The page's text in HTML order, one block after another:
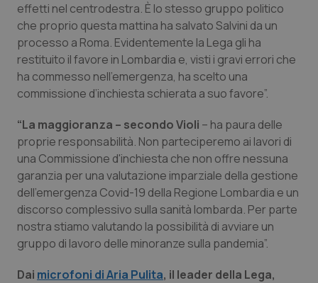
Rene & patologie urogenitali
Salute orale & impianti
Sangue & coagulazione
Tiroide
Tumore al seno
Tumore ovarico
Tumori del Polmone & Testa Collo
Tumori gastrointestinali
effetti nel centrodestra. È lo stesso gruppo politico
che proprio questa mattina ha salvato Salvini da un
processo a Roma. Evidentemente la Lega gli ha
restituito il favore in Lombardia e, visti i gravi errori che
ha commesso nell’emergenza, ha scelto una
commissione d’inchiesta schierata a suo favore”.
“La maggioranza – secondo Violi – ha paura delle
proprie responsabilità. Non parteciperemo ai lavori di
una Commissione d'inchiesta che non offre nessuna
garanzia per una valutazione imparziale della gestione
dell'emergenza Covid-19 della Regione Lombardia e un
discorso complessivo sulla sanità lombarda. Per parte
nostra stiamo valutando la possibilità di avviare un
gruppo di lavoro delle minoranze sulla pandemia”.
Dai microfoni di Aria Pulita, il leader della Lega,